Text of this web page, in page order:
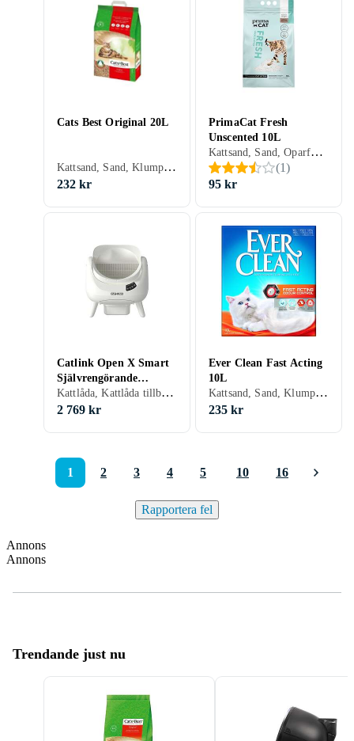
Cats Best Original 20L
Kattsand, Sand, Klumpbildande, Oparfymerad, 20 liter
232 kr
PrimaCat Fresh
Unscented 10L
Kattsand, Sand, Oparfymerad, 10 liter
(1)
95 kr
Catlink Open X Smart
Självrengörande
Kattlåda
Kattlåda, Kattlåda tillbehör
2 769 kr
Ever Clean Fast Acting
10L
Kattsand, Sand, Klumpbildande, Parfymerad, 10 liter
235 kr
1 2 3 4 5 10 16
Rapportera fel
Annons
Annons
Trendande just nu